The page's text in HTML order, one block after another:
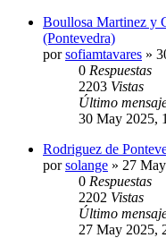
Boullosa Martinez y
(Pontevedra)
porsofiamtavares »
0 Respuestas
2203 Vistas
Último
30 May 2025,
Rodriguez de
porsolange » 27
0 Respuestas
2202 Vistas
Último
27 May 2025,